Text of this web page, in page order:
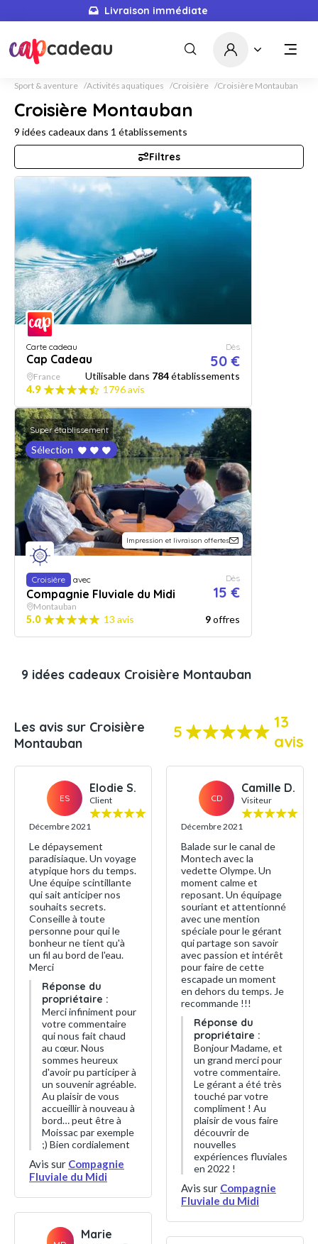
Livraison immédiate
Sport & aventure Activités aquatiques Croisière Croisière Montauban
Croisière Montauban
9 idées cadeaux dans 1 établissements
Filtres
Carte cadeau
Cap Cadeau
Dès
50 €
France Utilisable dans 784établissements
4.9
1796 avis
Super établissement
Sélection
Impression et livraison offertes
Croisière avec
Compagnie Fluviale du Midi
Dès
15 €
Montauban
5.0 13 avis 9offres
9 idées cadeaux Croisière Montauban
Les avis sur Croisière
Montauban
5
13
avis
ES
Elodie S.
Client
Décembre 2021
Le dépaysement
paradisiaque. Un voyage
atypique hors du temps.
Une équipe scintillante
qui sait anticiper nos
souhaits secrets.
Conseille à toute
personne pour qui le
bonheur ne tient qu'à
un fil au bord de l'eau.
Merci
Réponse du
propriétaire :
Merci infiniment pour
votre commentaire
qui nous fait chaud
au cœur. Nous
sommes heureux
d'avoir pu participer à
un souvenir agréable.
Au plaisir de vous
accueillir à nouveau à
bord… peut être à
Moissac par exemple
;) Bien cordialement
Avis sur Compagnie
Fluviale du Midi
Marie
CD
Camille D.
Visiteur
Décembre 2021
Balade sur le canal de
Montech avec la
vedette Olympe. Un
moment calme et
reposant. Un équipage
souriant et attentionné
avec une mention
spéciale pour le gérant
qui partage son savoir
avec passion et intérêt
pour faire de cette
escapade un moment
en dehors du temps. Je
recommande !!!
Réponse du
propriétaire :
Bonjour Madame, et
un grand merci pour
votre commentaire.
Le gérant a été très
touché par votre
compliment ! Au
plaisir de vous faire
découvrir de
nouvelles
expériences fluviales
en 2022 !
Avis sur Compagnie
Fluviale du Midi